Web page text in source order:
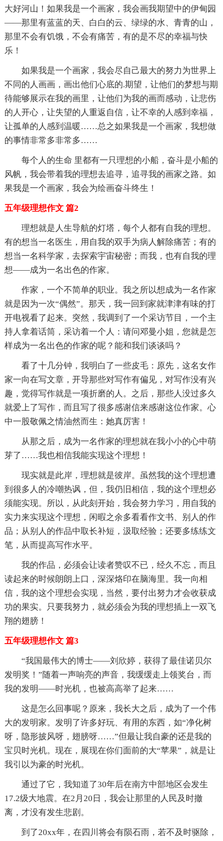
大好河山！如果我是一个画家，我会画我期望中的伊甸园
——那里有蓝蓝的天、白白的云、绿绿的水、青青的山，
那里不会有饥饿，不会有痛苦，有的是不尽的幸福与快
乐！
如果我是一个画家，我会尽自己最大的努力为世界上
不同的人画画，画出他们心底的.期望，让他们的梦想与期
待能够展示在我的画里，让他们为我的画而感动，让悲伤
的人开心，让失望的人重返自信，让不幸的人感到幸福，
让孤单的人感到温暖……总之如果我是一个画家，我想做
的事情非常多非常多……
每个人的生命 里都有一只理想的小船，奋斗是小船的
风帆，我会带着我的理想去追寻，追寻我的画家之路。如
果我是一个画家，我会为绘画奋斗终生！
五年级理想作文 篇2
理想就是人生导航的灯塔，每个人都有自我的理想。
有的想当一名医生，用自我的双手为病人解除痛苦；有的
想当一名科学家，去探索宇宙秘密；而我，也有自我的理
想——成为一名出色的作家。
作家，一个不简单的职业。我之所以想成为一名作家
就是因为一次“偶然”。那天，我一回到家就津津有味的打
开电视看了起来。突然，我调到了一个采访节目，一个主
持人拿着话筒，采访着一个人：请问邓曼小姐，您就是怎
样成为一名出色的作家的呢？能和我们谈谈吗？
看了十几分钟，我明白了一些皮毛：原先，这名女作
家一向在写文章，开导那些对写作有偏见，对写作没有兴
趣，觉得写作就是一项折磨的人。之后，那些人没过多久
就爱上了写作，而且写了很多感谢信来感谢这位作家。心
中一股敬佩之情油然而生：她真厉害！
从那之后，成为一名作家的理想就在我小小的心中萌
芽了……我也相信我能实现这个理想！
现实就是此岸，理想就是彼岸。虽然我的这个理想遭
到很多人的冷嘲热讽，但，我仍旧相信，我的这个理想必
须能实现。所以，从此刻开始，我会努力学习，用自我的
实力来实现这个理想，闲暇之余多看看作文书、别人的作
品；从别人的作品中取长补短，汲取经验；还要多练练文
笔，从而提高写作水平。
我的作品，必须会让读者赞叹不已，经久不忘，而且
读起来的时候朗朗上口，深深烙印在脑海里。我一向相
信，我的这个理想会实现，当然，要付出努力才会收获成
功的果实。只要我努力，就必须会为我的理想插上一双飞
翔的翅膀！
五年级理想作文 篇3
“我国最伟大的博士——刘欣婷，获得了最佳诺贝尔
发明奖！”随着一声响亮的声音，我缓缓走上领奖台，而
我的发明——时光机，也被高高举了起来……
这是怎么回事呢？原来，我长大之后，成为了一个伟
大的发明家。发明了许多好玩、有用的东西，如“净化树
呀，隐形披风呀，翅膀呀……”但最让我自豪的还是我的
宝贝时光机。现在，展现在你们面前的大“苹果”，就是让
我引以为豪的时光机。
通过了它，我知道了30年后在南方中部地区会发生
17.2级大地震。在2月20日，我会让那里的人民及时撤
离，才没有发生悲剧。
到了20xx年，在四川将会有陨石雨，若不及时驱除，